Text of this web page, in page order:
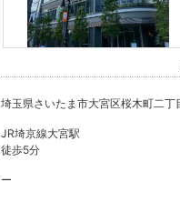
埼玉県さいたま市大宮区桜木町二丁
JR埼京線大宮駅
徒歩5分
ー